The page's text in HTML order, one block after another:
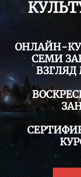
ОНЛАЙН-
СЕМИ